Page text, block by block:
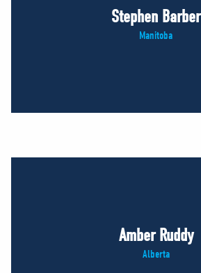
Stephen Barber
Manitoba
Amber Ruddy
Alberta